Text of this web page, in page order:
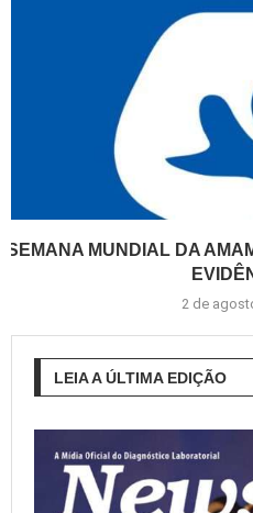
SEMANA MUNDIAL DA
2 de
LEIA A ÚLTIMA EDIÇÃO